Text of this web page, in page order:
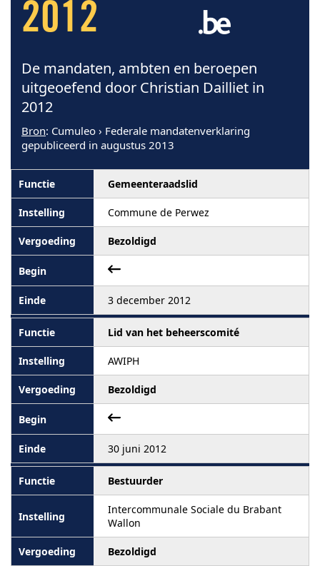
2012
De mandaten, ambten en beroepen
uitgeoefend door Christian Dailliet in
2012
Bron: Cumuleo › Federale mandatenverklaring
gepubliceerd in augustus 2013
Gemeenteraadslid
Commune de Perwez
Bezoldigd
3 december 2012
Lid van het beheerscomité
AWIPH
Bezoldigd
30 juni 2012
Bestuurder
Intercommunale Sociale du Brabant
Wallon
Bezoldigd